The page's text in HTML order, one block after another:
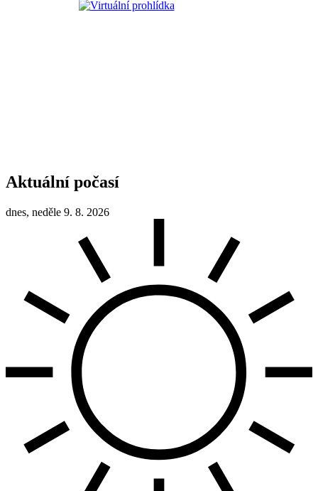
Aktuální počasí
dnes, neděle 9. 8. 2026